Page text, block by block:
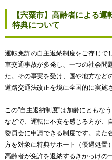
【宍粟市】高齢者による運
特典について
運転免許の自主返納制度をご存じで
車交通事故が多発し、一つの社会問
た。その事実を受け、国や地方など
道路交通法改正を境に全国的に実施
この”自主返納制度”は加齢にともな
などで、運転に不安を感じる方が、
委員会に申請できる制度です。また
方を対象に特典サポート（優遇処置
高齢者が免許を返納するきかっけの